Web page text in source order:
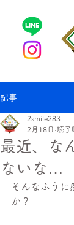
記事
最近、な
ないな…
2smile283
2月18日 読了
そんなふうに
か？